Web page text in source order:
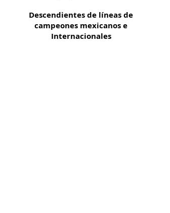
Descendientes de líneas de
campeones mexicanos e
Internacionales